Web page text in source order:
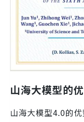
山海大模型的
山海大模型4.0的